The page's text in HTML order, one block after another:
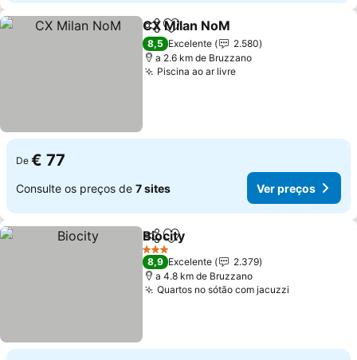
PartilharAdicionar aos favoritos
CX Milan NoM
8,5 Excelente
2.580
a 2.6 km de Bruzzano
Piscina ao ar livreVer preços
De € 77
Consulte os preços de 7 sites Ver preços
PartilharAdicionar aos favoritos
Biocity
3 Estrelas
8,9 Excelente
2.379
a 4.8 km de Bruzzano
Quartos no sótão com jacuzzi